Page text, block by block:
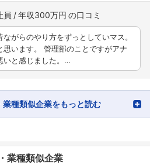
員 年収300万円
がらのやり方をずっとしていマス。
思います。 管理部のことですがアナ
いと感じました。…
業種類似企業をもっと読む
業種類似企業